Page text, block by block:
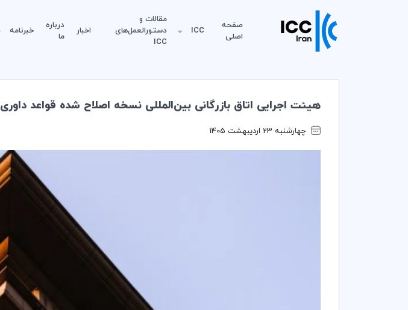
صفحه
اصلی
ICC
مقالات و
دستورالعمل‌های
ICC
اخبار
درباره
ما
خبرنامه
هیئت اجرایی اتاق بازرگانی بین‌المللی نسخه اصلاح شده قواعد داوری ICC را تصویب کرد
چهارشنبه 23 اردیبهشت 1405